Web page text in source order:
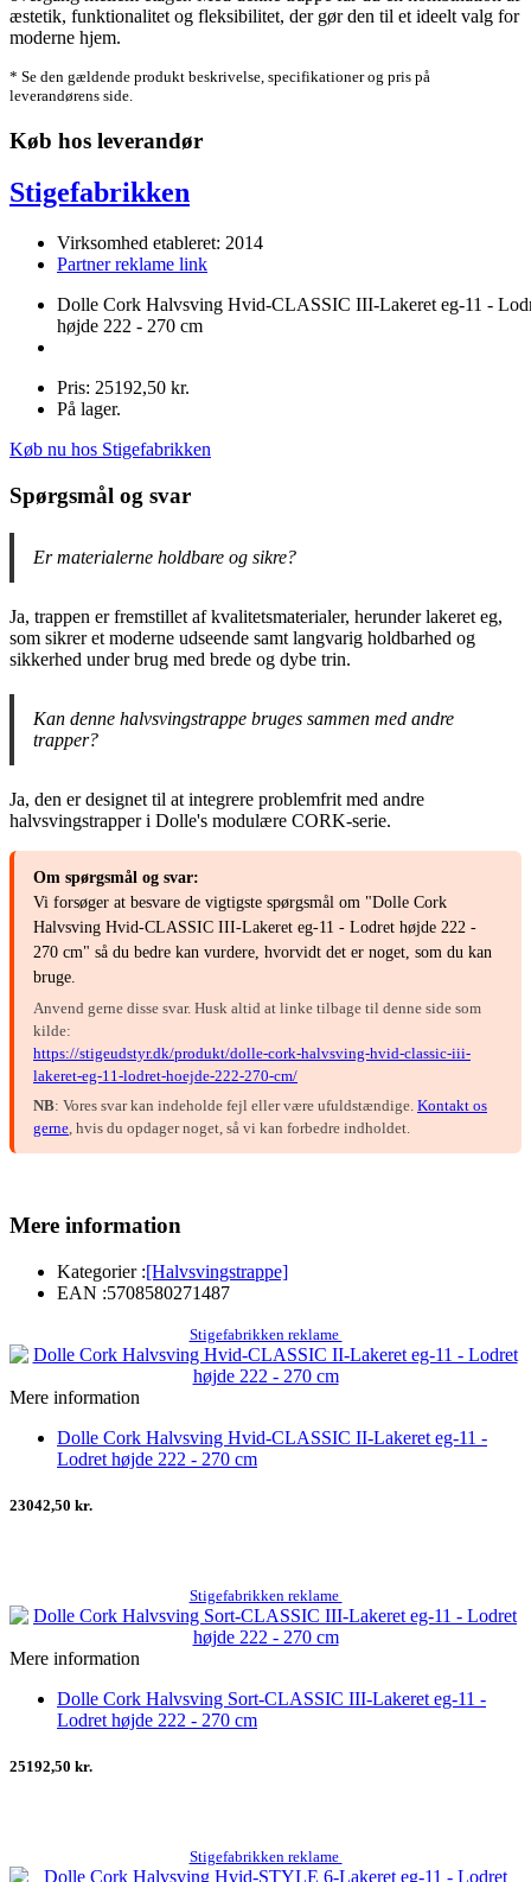
æstetik, funktionalitet og fleksibilitet, der gør den til et ideelt valg for
moderne hjem.
* Se den gældende produkt beskrivelse, specifikationer og pris på
leverandørens side.
Køb hos leverandør
Stigefabrikken
Virksomhed etableret: 2014
Partner reklame link
Dolle Cork Halvsving Hvid-CLASSIC III-Lakeret eg-11 -
højde 222 - 270 cm
Pris: 25192,50 kr.
På lager.
Køb nu hos Stigefabrikken
Spørgsmål og svar
Er materialerne holdbare og sikre?
Ja, trappen er fremstillet af kvalitetsmaterialer, herunder lakeret eg,
som sikrer et moderne udseende samt langvarig holdbarhed og
sikkerhed under brug med brede og dybe trin.
Kan denne halvsvingstrappe bruges sammen med andre
trapper?
Ja, den er designet til at integrere problemfrit med andre
halvsvingstrapper i Dolle's modulære CORK-serie.
Om spørgsmål og svar:
Vi forsøger at besvare de vigtigste spørgsmål om "Dolle Cork
Halvsving Hvid-CLASSIC III-Lakeret eg-11 - Lodret højde 222 -
270 cm" så du bedre kan vurdere, hvorvidt det er noget, som du kan
bruge.
Anvend gerne disse svar. Husk altid at linke tilbage til denne side som
kilde:
https://stigeudstyr.dk/produkt/dolle-cork-halvsving-hvid-classic-iii-
lakeret-eg-11-lodret-hoejde-222-270-cm/
NB: Vores svar kan indeholde fejl eller være ufuldstændige. Kontakt os
gerne, hvis du opdager noget, så vi kan forbedre indholdet.
Mere information
Kategorier :[Halvsvingstrappe]
EAN :5708580271487
Stigefabrikken reklame
Mere information
Dolle Cork Halvsving Hvid-CLASSIC II-Lakeret eg-11 -
Lodret højde 222 - 270 cm
23042,50 kr.
Stigefabrikken reklame
Mere information
Dolle Cork Halvsving Sort-CLASSIC III-Lakeret eg-11 -
Lodret højde 222 - 270 cm
25192,50 kr.
Stigefabrikken reklame